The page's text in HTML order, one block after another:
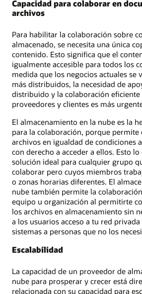
Capacidad para colaborar en
archivos
Para habilitar la colaboración sobre
almacenado, se necesita una única
contenido. Esto significa que el
igualmente accesible para todos los
medida que los negocios actuales se
más distribuidos, la necesidad de
distribuido y la colaboración eficiente
proveedores y clientes es más
El almacenamiento en la nube es la
para la colaboración, porque permite
archivos en igualdad de condiciones
con derecho a acceder a ellos. Esto
solución ideal para cualquier grupo
colaborar pero cuyos miembros
o zonas horarias diferentes. El
nube también permite la
equipo u organización al permitirte
los archivos en almacenamiento sin
a los usuarios acceso a tu red
sistemas a personas que no los
Escalabilidad
La capacidad de un proveedor de
nube para prosperar y crecer está
relacionada con su capacidad para